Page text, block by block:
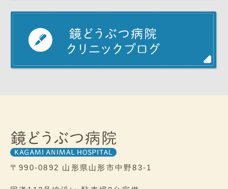
〒990-0892 山形県山形市中野83-1